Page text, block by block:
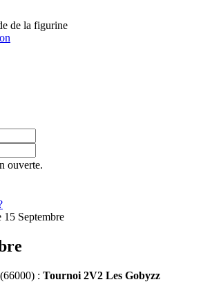
de la figurine
ouverte.
15 Septembre
: Tournoi 2V2 Les Gobyzz